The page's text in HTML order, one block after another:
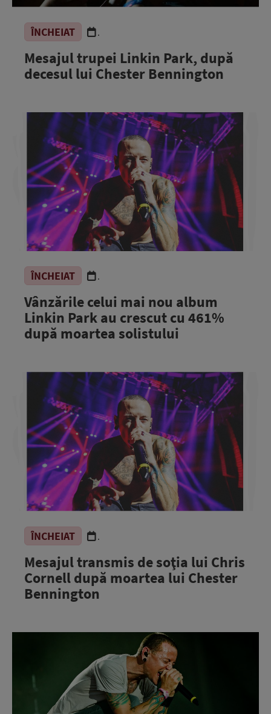
ÎNCHEIAT .
Mesajul trupei Linkin Park, după
decesul lui Chester Bennington
ÎNCHEIAT .
Vânzările celui mai nou album
Linkin Park au crescut cu 461%
după moartea solistului
ÎNCHEIAT .
Mesajul transmis de soţia lui Chris
Cornell după moartea lui Chester
Bennington